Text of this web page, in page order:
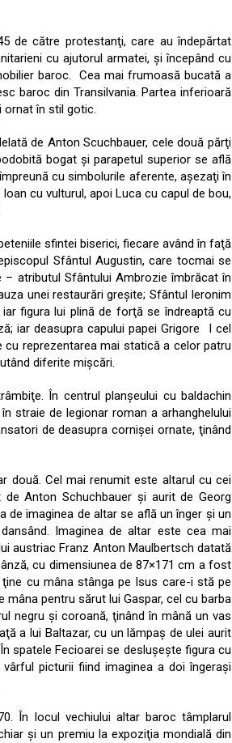
de către protestanţi, care au îndepărtat
cu ajutorul armatei, şi începând cu
baroc. Cea mai frumoasă bucată a
baroc din Transilvania. Partea inferioară
ornat în stil gotic.
de Anton Scuchbauer, cele două părţi
bogat şi parapetul superior se află
cu simbolurile aferente, aşezaţi în
cu vulturul, apoi Luca cu capul de bou,
sfintei biserici, fiecare având în faţă
Sfântul Augustin, care tocmai se
– atributul Sfântului Ambrozie îmbrăcat în
unei restaurări greşite; Sfântul Ieronim
figura lui plină de forţă se îndreaptă cu
iar deasupra capului papei Grigore I cel
cu reprezentarea mai statică a celor patru
diferite mişcări.
În centrul planşeului cu baldachin
straie de legionar roman a arhanghelului
de deasupra cornişei ornate, ţinând
două. Cel mai renumit este altarul cu cei
Anton Schuchbauer şi aurit de Georg
de imaginea de altar se află un înger şi un
Imaginea de altar este cea mai
austriac Franz Anton Maulbertsch datată
cu dimensiunea de 87×171 cm a fost
cu mâna stânga pe Isus care-i stă pe
pentru sărut lui Gaspar, cel cu barba
negru şi coroană, ţinând în mână un vas
a lui Baltazar, cu un lămpaş de ulei aurit
spatele Fecioarei se desluşeşte figura cu
picturii fiind imaginea a doi îngeraşi
În locul vechiului altar baroc tâmplarul
şi un premiu la expoziţia mondială din